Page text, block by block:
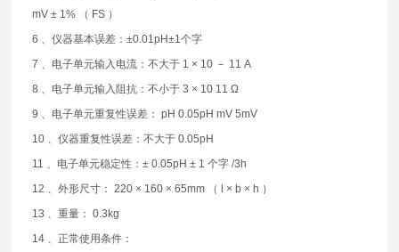
mV ± 1% （ FS ）
6 、仪器基本误差：±0.01pH±1个字
7 、电子单元输入电流：不大于 1 × 10 － 11 A
8 、电子单元输入阻抗：不小于 3 × 10 11 Ω
9 、电子单元重复性误差： pH 0.05pH mV 5mV
10 、仪器重复性误差：不大于 0.05pH
11 、电子单元稳定性：± 0.05pH ± 1 个字 /3h
12 、外形尺寸： 220 × 160 × 65mm （ l × b × h ）
13 、重量： 0.3kg
14 、正常使用条件：